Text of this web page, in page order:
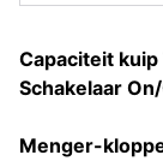
Capaciteit
Schakelaar
Menger-